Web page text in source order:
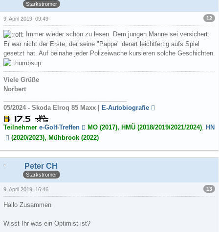
Starkstromer
12
9. April 2019, 09:49
Immer wieder schön zu lesen. Dem jungen Manne sei versichert:
Er war nicht der Erste, der seine "Pappe" derart leichtfertig aufs Spiel
gesetzt hat. Auf beinahe jeder Polizeiwache kursieren solche Geschichten.
Viele Grüße
Norbert
05/2024 - Skoda Elroq 85 Maxx | E-Autobiografie
Teilnehmer e-Golf-Treffen MO (2017), HMÜ (2018/2019/2021/2024)
HN
(2020/2023), Mühbrook (2022)
Peter CH
Starkstromer
13
9. April 2019, 16:46
Hallo Zusammen
Wisst Ihr was ein Optimist ist?